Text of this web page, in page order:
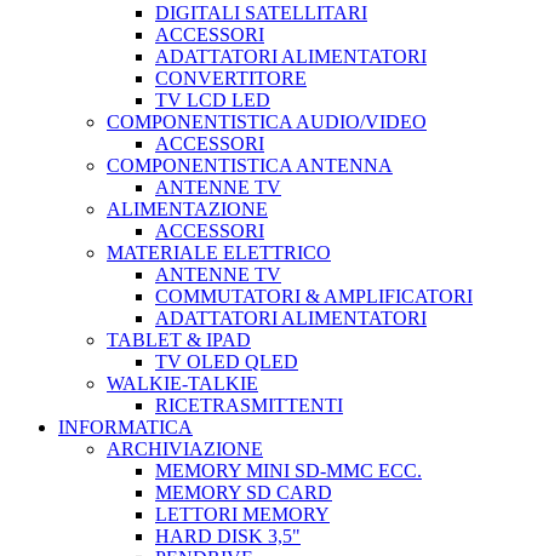
DIGITALI SATELLITARI
ACCESSORI
ADATTATORI ALIMENTATORI
CONVERTITORE
TV LCD LED
COMPONENTISTICA AUDIO/VIDEO
ACCESSORI
COMPONENTISTICA ANTENNA
ANTENNE TV
ALIMENTAZIONE
ACCESSORI
MATERIALE ELETTRICO
ANTENNE TV
COMMUTATORI & AMPLIFICATORI
ADATTATORI ALIMENTATORI
TABLET & IPAD
TV OLED QLED
WALKIE-TALKIE
RICETRASMITTENTI
INFORMATICA
ARCHIVIAZIONE
MEMORY MINI SD-MMC ECC.
MEMORY SD CARD
LETTORI MEMORY
HARD DISK 3,5"